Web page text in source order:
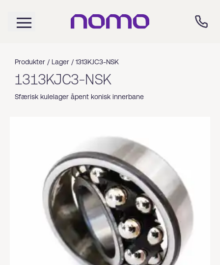
Produkter / Lager / 1313KJC3-NSK
1313KJC3-NSK
Sfærisk kulelager åpent konisk innerbane